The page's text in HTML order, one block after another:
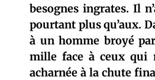
besognes ingrates. Il
pourtant plus qu’aux.
à un homme broyé
mille face à ceux qui
acharnée à la chute